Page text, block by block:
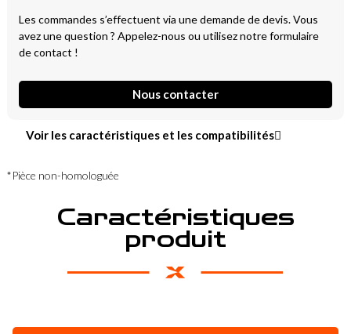
Les commandes s’effectuent via une demande de devis. Vous
avez une question ? Appelez-nous ou utilisez notre formulaire
de contact !
Nous contacter
Voir les caractéristiques et les compatibilités
*Pièce non-homologuée
Caractéristiques
produit